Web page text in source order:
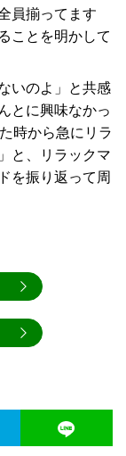
員揃ってます
ことを明かして
いのよ」と共感
とに興味なかっ
時から急にリラ
と、リラックマ
を振り返って周